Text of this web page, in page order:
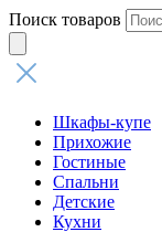
Поиск товаров
Шкафы-купе
Прихожие
Гостиные
Спальни
Детские
Кухни